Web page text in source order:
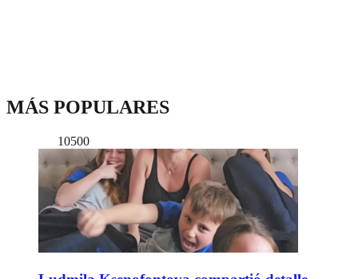
MÁS POPULARES
10500